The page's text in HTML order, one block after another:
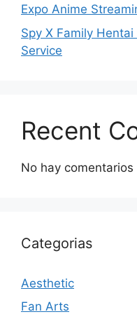
Expo Anime
Spy X Family
Service
Recent
No hay
Categorias
Aesthetic
Fan Arts